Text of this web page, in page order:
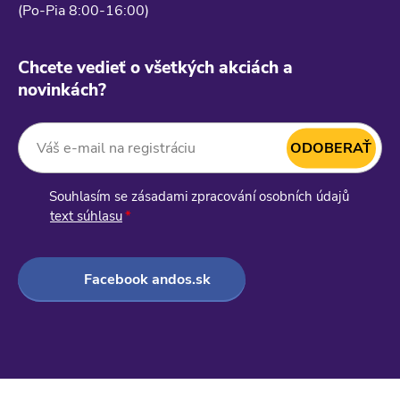
(Po-Pia 8:00-16:00)
Chcete vedieť o všetkých akciách a
novinkách?
Váš e-mail na registráciu: ODOBERAŤ
Souhlasím se zásadami zpracování osobních údajů
text súhlasu
Facebook andos.sk